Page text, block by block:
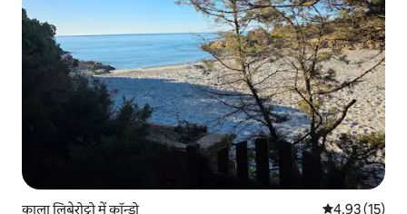
काला लिबेरोट्टो में कॉन्डो औसत रेटिंग 5 में
4.93 (15)